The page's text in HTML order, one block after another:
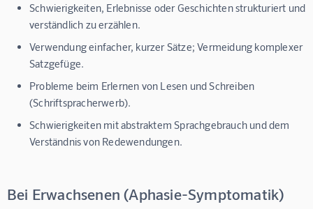
Schwierigkeiten, Erlebnisse oder Geschichten strukturiert und
verständlich zu erzählen.
Verwendung einfacher, kurzer Sätze; Vermeidung komplexer
Satzgefüge.
Probleme beim Erlernen von Lesen und Schreiben
(Schriftspracherwerb).
Schwierigkeiten mit abstraktem Sprachgebrauch und dem
Verständnis von Redewendungen.
Bei Erwachsenen (Aphasie-Symptomatik)